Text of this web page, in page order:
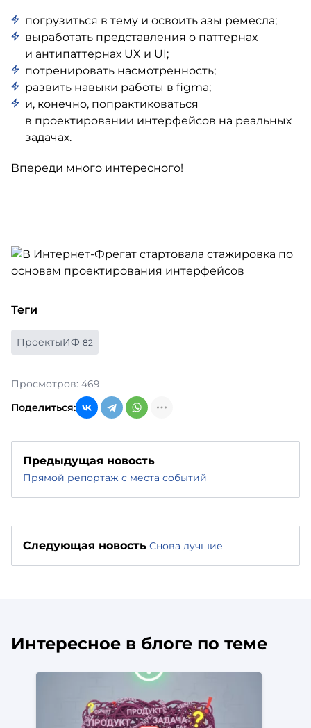
погрузиться в тему и освоить азы ремесла;
выработать представления о паттернах
и антипаттернах UX и UI;
потренировать насмотренность;
развить навыки работы в figma;
и, конечно, попрактиковаться
в проектировании интерфейсов на реальных
задачах.
Впереди много интересного!
Теги
ПроектыИФ 82
Просмотров: 469
Поделиться:
Предыдущая новость
Прямой репортаж с места событий
Следующая новость Снова лучшие
Интересное в блоге по теме